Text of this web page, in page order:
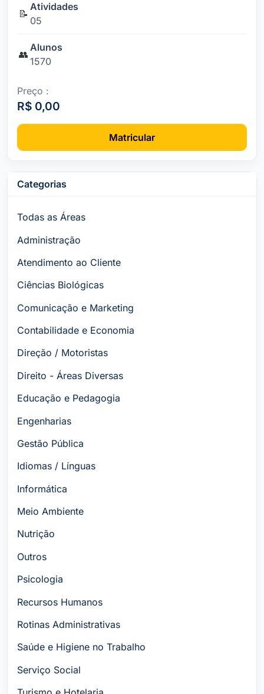
📝
Atividades
05
👥
Alunos
1570
Preço :
R$ 0,00
Matricular
Categorias
Todas as Áreas
Administração
Atendimento ao Cliente
Ciências Biológicas
Comunicação e Marketing
Contabilidade e Economia
Direção / Motoristas
Direito - Áreas Diversas
Educação e Pedagogia
Engenharias
Gestão Pública
Idiomas / Línguas
Informática
Meio Ambiente
Nutrição
Outros
Psicologia
Recursos Humanos
Rotinas Administrativas
Saúde e Higiene no Trabalho
Serviço Social